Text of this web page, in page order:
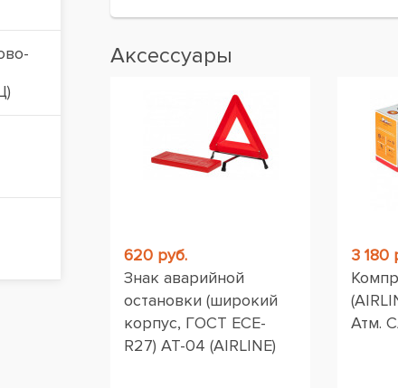
Аксессуары
620 руб.
Знак аварийной
остановки (широкий
корпус, ГОСТ ЕСЕ-
R27) AT-04 (AIRLINE)
3 180
Атм.